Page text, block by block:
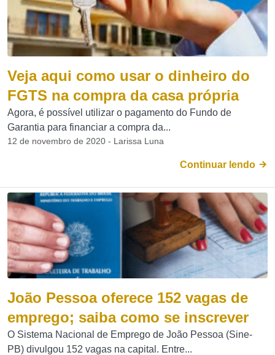
Veja aqui como usar o dinheiro do
FGTS na compra da casa própria
Agora, é possível utilizar o pagamento do Fundo de
Garantia para financiar a compra da...
12 de novembro de 2020 - Larissa Luna
Continuar lendo
João Pessoa oferece 152 vagas de
emprego; saiba como se inscrever
O Sistema Nacional de Emprego de João Pessoa (Sine-
PB) divulgou 152 vagas na capital. Entre...